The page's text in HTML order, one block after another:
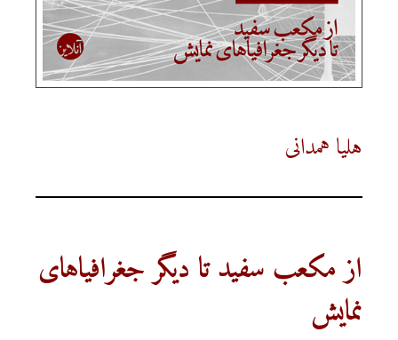
هلیا همدانی
از مکعب سفید تا دیگر جغرافیاهای
نمایش